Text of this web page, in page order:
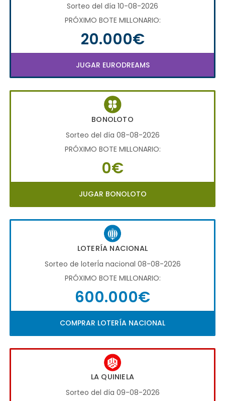
Sorteo del día 10-08-2026
PRÓXIMO BOTE MILLONARIO:
20.000€
JUGAR EURODREAMS
BONOLOTO
Sorteo del día 08-08-2026
PRÓXIMO BOTE MILLONARIO:
0€
JUGAR BONOLOTO
LOTERÍA NACIONAL
Sorteo de loterÍa nacional 08-08-2026
PRÓXIMO BOTE MILLONARIO:
600.000€
COMPRAR LOTERÍA NACIONAL
LA QUINIELA
Sorteo del día 09-08-2026